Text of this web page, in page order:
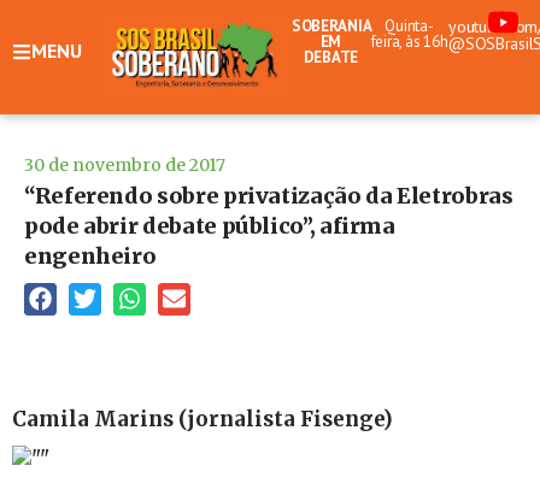
MENU
SOBERANIA
EM
DEBATE
Quinta-
feira, às 16h
30 de novembro de 2017
“Referendo sobre privatização da Eletrobras
pode abrir debate público”, afirma
engenheiro
Camila Marins (jornalista Fisenge)